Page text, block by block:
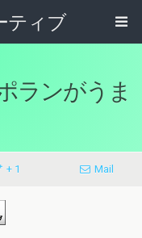
ティブ
ランがうま
+ 1 Mail